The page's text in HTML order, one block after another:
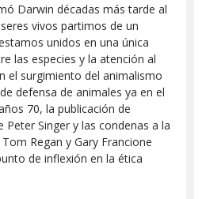
Darwin décadas más tarde al
vivos partimos de un
unidos en una única
las especies y la atención al
el surgimiento del animalismo
defensa de animales ya en el
70, la publicación de
Peter Singer y las condenas a la
Regan y Gary Francione
de inflexión en la ética